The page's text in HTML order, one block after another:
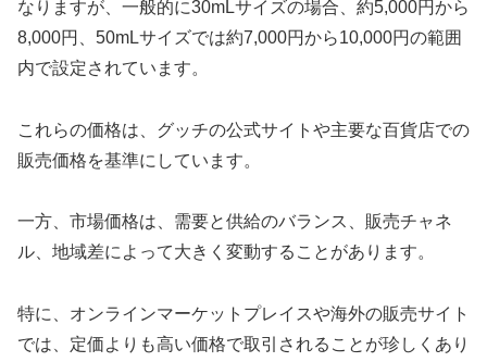
なりますが、一般的に30mLサイズの場合、約5,000円から
8,000円、50mLサイズでは約7,000円から10,000円の範囲
内で設定されています。
これらの価格は、グッチの公式サイトや主要な百貨店での
販売価格を基準にしています。
一方、市場価格は、需要と供給のバランス、販売チャネ
ル、地域差によって大きく変動することがあります。
特に、オンラインマーケットプレイスや海外の販売サイト
では、定価よりも高い価格で取引されることが珍しくあり